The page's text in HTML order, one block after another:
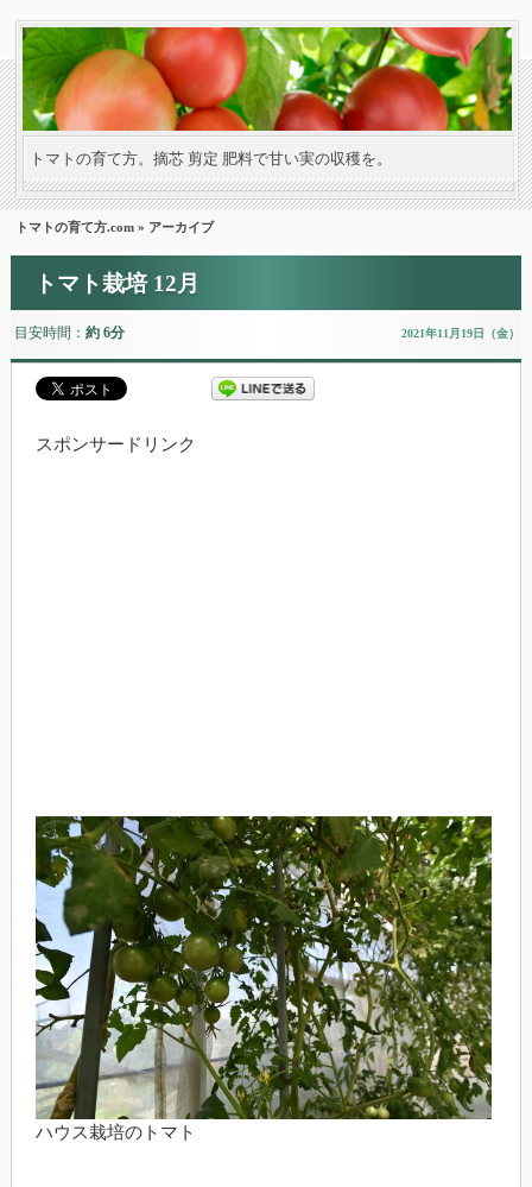
トマトの育て方。摘芯 剪定 肥料で甘い実の収穫を。
トマトの育て方.com » アーカイブ
トマト栽培 12月
目安時間： 約 6分 2021年11月19日（金）
スポンサードリンク
ハウス栽培のトマト